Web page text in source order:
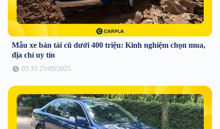
Mẫu xe bán tải cũ dưới 400 triệu: Kinh nghiệm chọn mua,
địa chỉ uy tín
03:33 23/09/2025